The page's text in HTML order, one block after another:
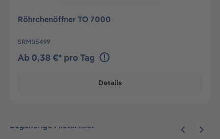
Röhrchenöffner TO 7000
SRM05499
Ab 0,38 €* pro Tag
Details
Zugehörige Mietartikel